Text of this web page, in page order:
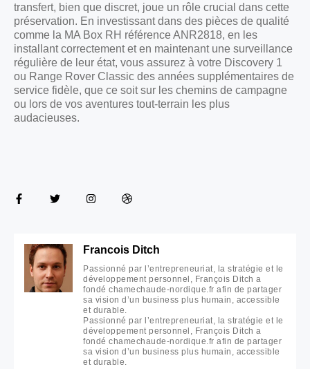
transfert, bien que discret, joue un rôle crucial dans cette
préservation. En investissant dans des pièces de qualité
comme la MA Box RH référence ANR2818, en les
installant correctement et en maintenant une surveillance
régulière de leur état, vous assurez à votre Discovery 1
ou Range Rover Classic des années supplémentaires de
service fidèle, que ce soit sur les chemins de campagne
ou lors de vos aventures tout-terrain les plus
audacieuses.
Francois Ditch
Passionné par l’entrepreneuriat, la stratégie et le
développement personnel, François Ditch a
fondé chamechaude-nordique.fr afin de partager
sa vision d’un business plus humain, accessible
et durable.
Passionné par l’entrepreneuriat, la stratégie et le
développement personnel, François Ditch a
fondé chamechaude-nordique.fr afin de partager
sa vision d’un business plus humain, accessible
et durable.